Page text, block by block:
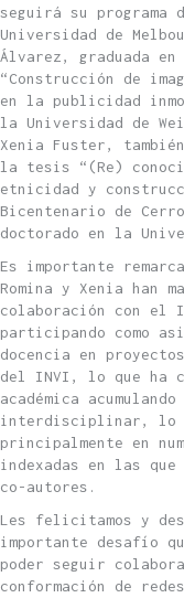
seguirá su programa
Universidad de
Álvarez, graduada
“Construcción de
en la publicidad
la Universidad de
Xenia Fuster,
la tesis “(Re)
etnicidad y
Bicentenario de
doctorado en la
Es importante
Romina y Xenia han
colaboración con el
participando como
docencia en
del INVI, lo que ha
académica
interdisciplinar, lo
principalmente en
indexadas en las
co-autores.
Les felicitamos y
importante desafío
poder seguir
conformación de